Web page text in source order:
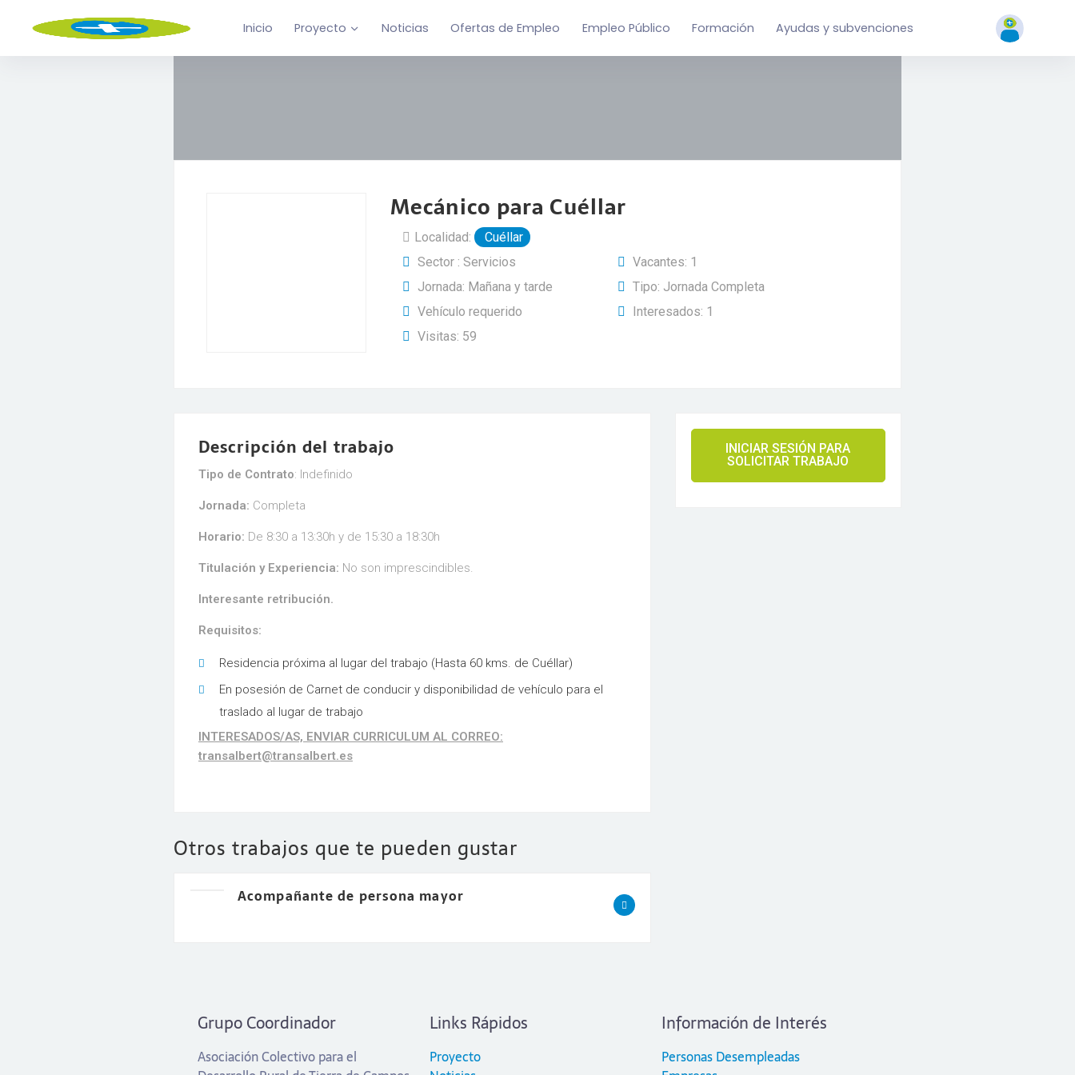
Inicio Proyecto Noticias Ofertas de Empleo Empleo Público Formación Ayudas y subvenciones
Mecánico para Cuéllar
Localidad:
Cuéllar
Sector : Servicios
Vacantes: 1
Jornada: Mañana y tarde
Tipo: Jornada Completa
Vehículo requerido
Interesados: 1
Visitas: 59
Descripción del trabajo
Tipo de Contrato: Indefinido
Jornada: Completa
Horario: De 8:30 a 13:30h y de 15:30 a 18:30h
Titulación y Experiencia: No son imprescindibles.
Interesante retribución.
Requisitos:
Residencia próxima al lugar del trabajo (Hasta 60 kms. de Cuéllar)
En posesión de Carnet de conducir y disponibilidad de vehículo para el
traslado al lugar de trabajo
INTERESADOS/AS, ENVIAR CURRICULUM AL CORREO:
transalbert@transalbert.es
Otros trabajos que te pueden gustar
Acompañante de persona mayor
INICIAR SESIÓN PARA
SOLICITAR TRABAJO
Grupo Coordinador
Asociación Colectivo para el
Links Rápidos
Proyecto
Información de Interés
Personas Desempleadas